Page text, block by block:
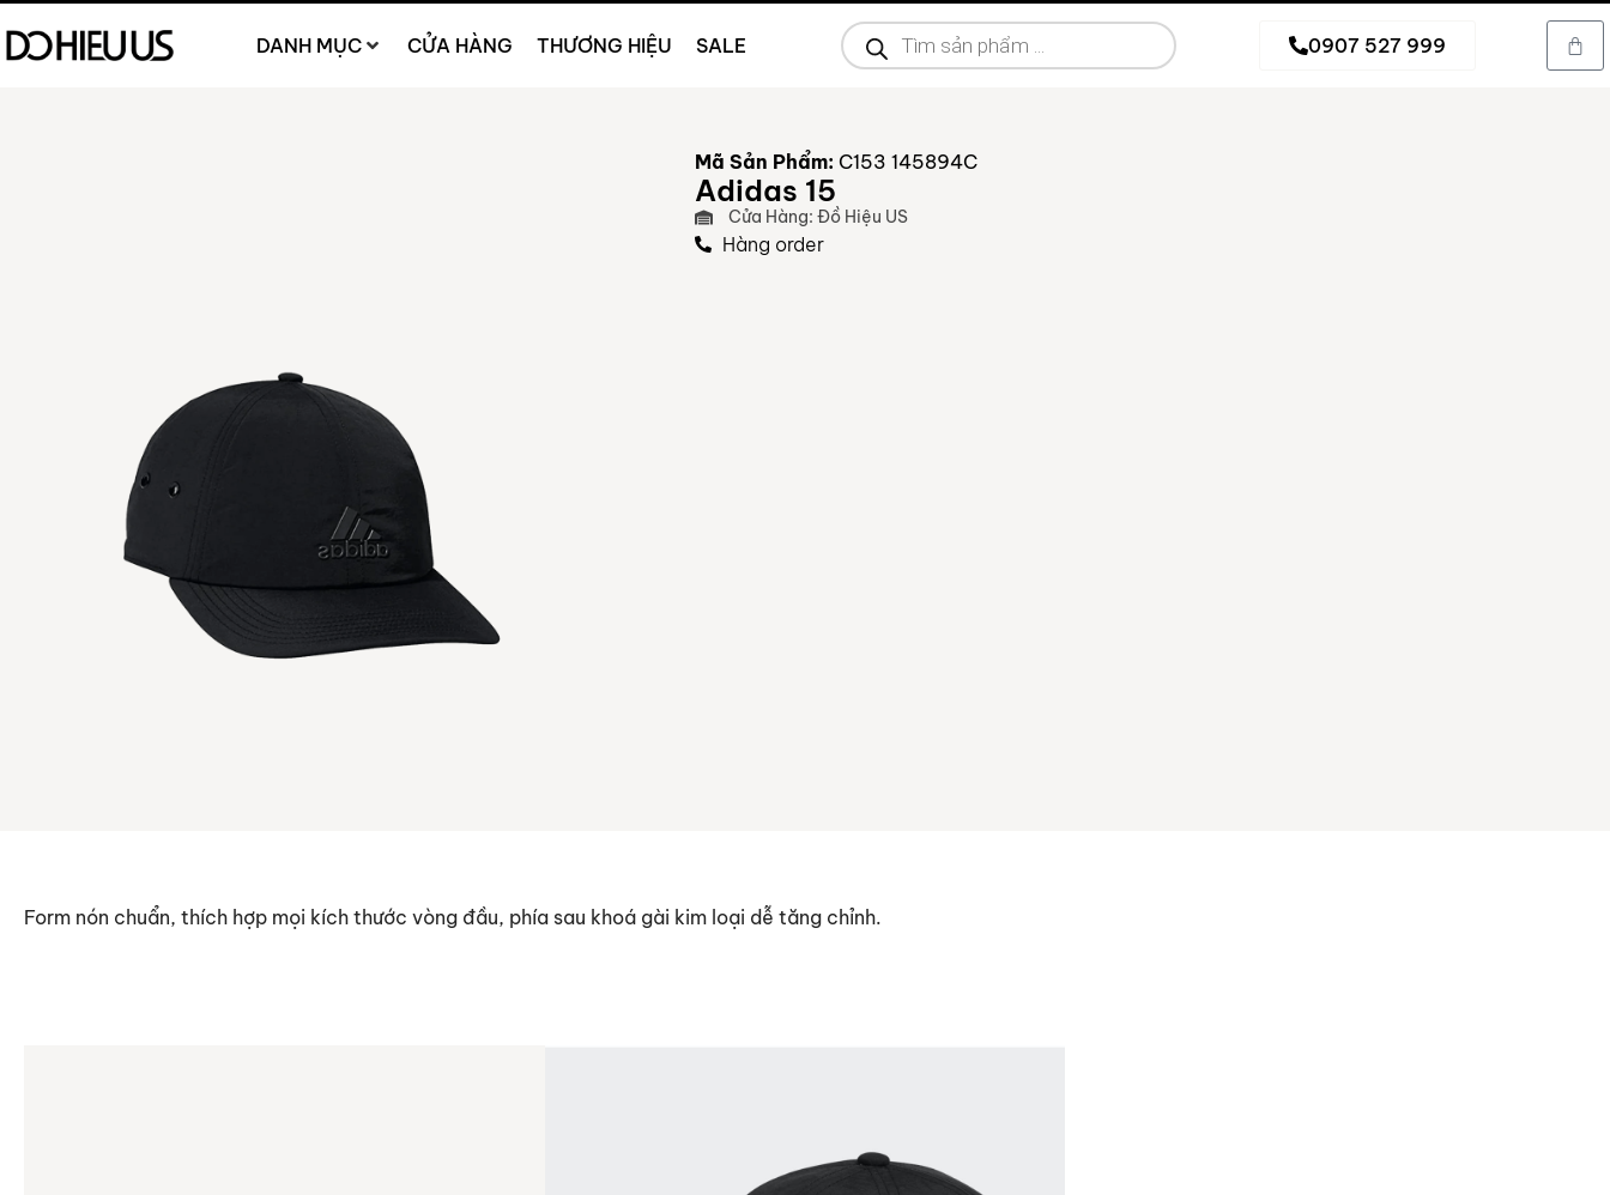
DANH MỤC CỬA HÀNG THƯƠNG HIỆU SALE 0907 527 999
Mã Sản Phẩm: C153 145894C
Adidas 15
Cửa Hàng: Đồ Hiệu US
Hàng order
Form nón chuẩn, thích hợp mọi kích thước vòng đầu, phía sau khoá gài kim loại dễ tăng chỉnh.